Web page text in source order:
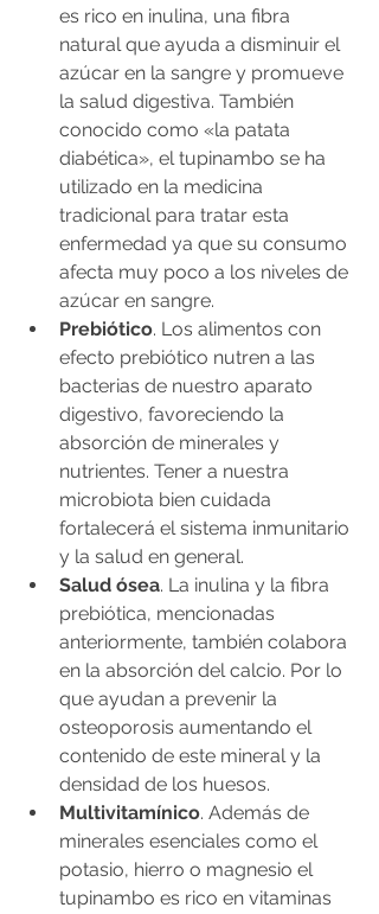
es rico en inulina, una fibra
natural que ayuda a disminuir el
azúcar en la sangre y promueve
la salud digestiva. También
conocido como «la patata
diabética», el tupinambo se ha
utilizado en la medicina
tradicional para tratar esta
enfermedad ya que su consumo
afecta muy poco a los niveles de
azúcar en sangre.
Prebiótico. Los alimentos con
efecto prebiótico nutren a las
bacterias de nuestro aparato
digestivo, favoreciendo la
absorción de minerales y
nutrientes. Tener a nuestra
microbiota bien cuidada
fortalecerá el sistema inmunitario
y la salud en general.
Salud ósea. La inulina y la fibra
prebiótica, mencionadas
anteriormente, también colabora
en la absorción del calcio. Por lo
que ayudan a prevenir la
osteoporosis aumentando el
contenido de este mineral y la
densidad de los huesos.
Multivitamínico. Además de
minerales esenciales como el
potasio, hierro o magnesio el
tupinambo es rico en vitaminas